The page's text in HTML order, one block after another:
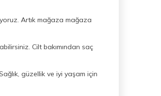
Artık mağaza mağaza
Cilt bakımından saç
güzellik ve iyi yaşam için